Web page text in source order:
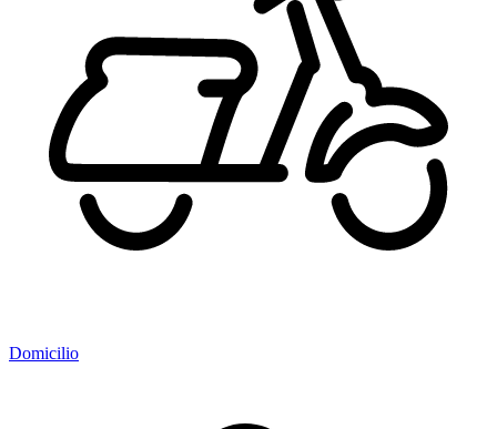
Domicilio